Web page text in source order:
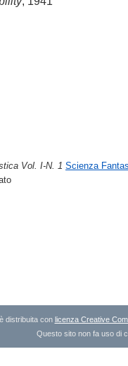
Vol. I-N. 1 Scienza
distribuita con licenza Creative
Questo sito non fa uso di